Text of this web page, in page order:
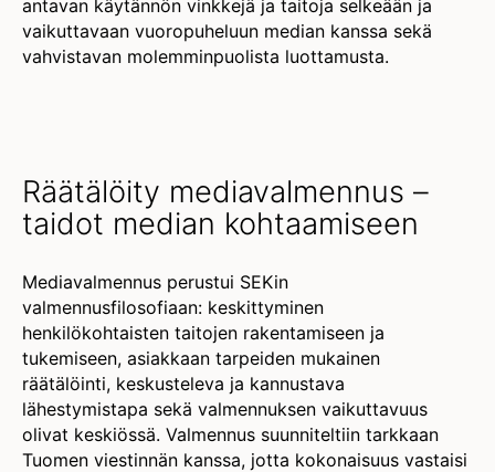
antavan käytännön vinkkejä ja taitoja selkeään ja
vaikuttavaan vuoropuheluun median kanssa sekä
vahvistavan molemminpuolista luottamusta.
Räätälöity mediavalmennus –
taidot median kohtaamiseen
Mediavalmennus perustui SEKin
valmennusfilosofiaan: keskittyminen
henkilökohtaisten taitojen rakentamiseen ja
tukemiseen, asiakkaan tarpeiden mukainen
räätälöinti, keskusteleva ja kannustava
lähestymistapa sekä valmennuksen vaikuttavuus
olivat keskiössä. Valmennus suunniteltiin tarkkaan
Tuomen viestinnän kanssa, jotta kokonaisuus vastaisi